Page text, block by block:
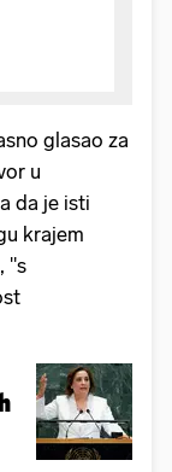
glasao za
u
da je isti
krajem
"s